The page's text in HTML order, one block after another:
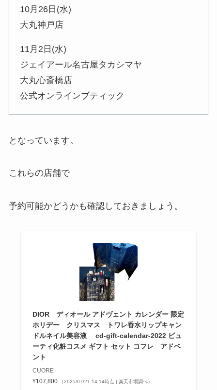
10月26日(水)
大丸神戸店
11月2日(水)
ジェイアール名古屋タカシマヤ
大丸心斎橋店
公式オンラインブティック
となっています。
これらの店舗で
予約可能かどうかも確認しておきましょう。
DIOR ディオール アドヴェント カレンダー 限定
ホリデー クリスマス トワレ香水リップキャン
ドルネイル美容液 cd-gift-calendar-2022 ビュ
ーティ化粧コスメ ギフト セット コフレ アドベ
ント
CUORE
¥107,800
（2025/07/21 14:14時点 | 楽天市場調べ）